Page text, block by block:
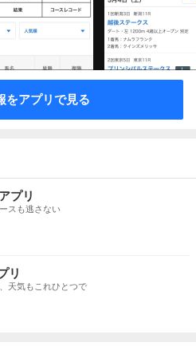
をアプリで見る
プリ
スも逃さない
リ
天気もこれひとつで